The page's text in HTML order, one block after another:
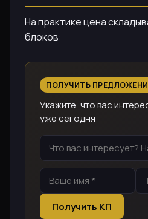
На практике цена
блоков:
ПОЛУЧИТЬ
Укажите, что вас
уже сегодня
Получить КП